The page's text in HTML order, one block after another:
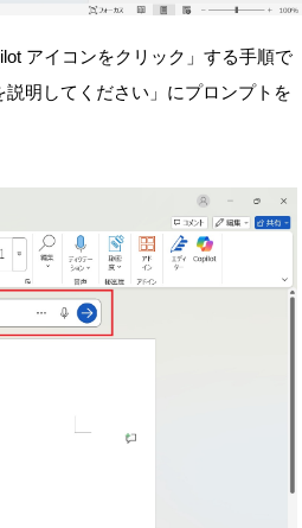
アイコンをクリック」する手順で
明してください」にプロンプトを